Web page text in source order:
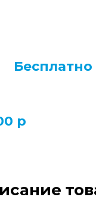
Бесплатно
р